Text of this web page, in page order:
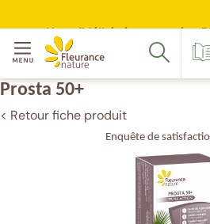
Accéder à : navigation
Accéder à : contenu principal
Accéder à : pied de page
Votre fidélité récompensée :
100 points
Prosta 50+
< Retour fiche produit
Enquête de
email
(Format
exemple@gmail.com)
confirmer
votre
e-
sur
Facebook
sur
Instagram